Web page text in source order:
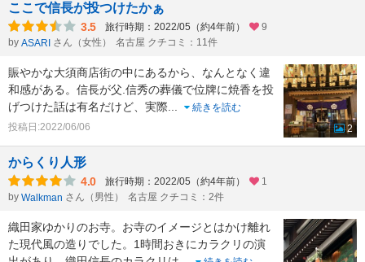
ここで信長が投つけたかぁ
3.5 旅行時期：2022/05（約4年前）
9
by ASARI さん（女性） 名古屋 クチコミ：11件
賑やかな大須商店街の中にあるから、なんとなく違
和感がある。信長が父.信秀の葬儀で位牌に焼香を投
げつけた話は有名だけど、実際
続きを読む
投稿日:2022/06/06
2
からくり人形
4.0 旅行時期：2022/05（約4年前）
1
by Walkman さん（男性） 名古屋 クチコミ：2件
織田家ゆかりのお寺。お寺のイメージとはかけ離れ
た現代風の造りでした。1時間おきにカラクリの演